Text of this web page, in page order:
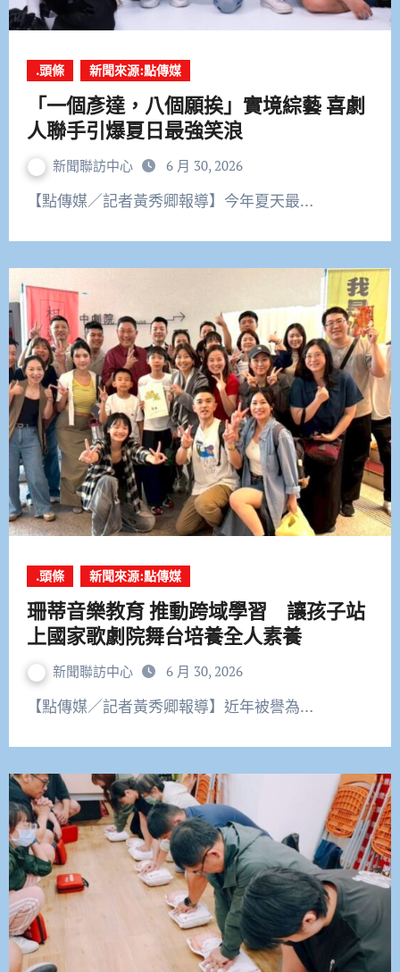
.頭條 新聞來源:點傳媒
「一個彥達，八個願挨」實境綜藝 喜劇
人聯手引爆夏日最強笑浪
新聞聯訪中心 6 月 30, 2026
【點傳媒／記者黃秀卿報導】今年夏天最…
.頭條 新聞來源:點傳媒
珊蒂音樂教育 推動跨域學習 讓孩子站
上國家歌劇院舞台培養全人素養
新聞聯訪中心 6 月 30, 2026
【點傳媒／記者黃秀卿報導】近年被譽為…